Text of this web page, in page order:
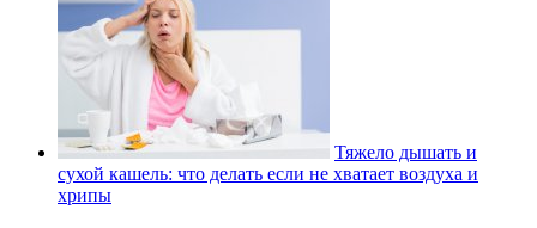
Тяжело дышать и
сухой кашель: что делать если не хватает воздуха и
хрипы